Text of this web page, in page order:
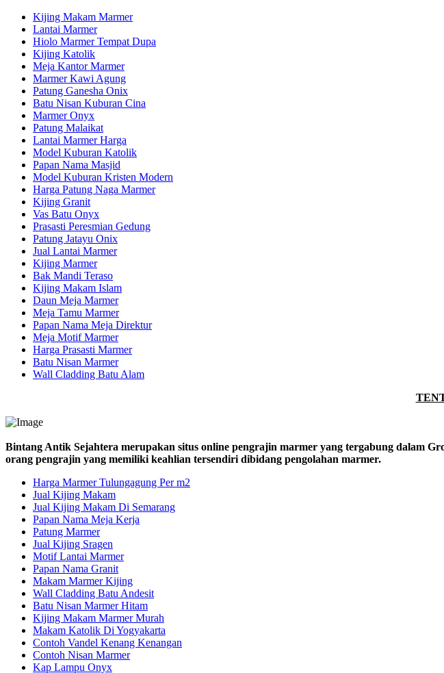
Kijing Makam Marmer
Lantai Marmer
Hiolo Marmer Tempat Dupa
Kijing Katolik
Meja Kantor Marmer
Marmer Kawi Agung
Patung Ganesha Onix
Batu Nisan Kuburan Cina
Marmer Onyx
Patung Malaikat
Lantai Marmer Harga
Model Kuburan Katolik
Papan Nama Masjid
Model Kuburan Kristen Modern
Harga Patung Naga Marmer
Kijing Granit
Vas Batu Onyx
Prasasti Peresmian Gedung
Patung Jatayu Onix
Jual Lantai Marmer
Kijing Marmer
Bak Mandi Teraso
Kijing Makam Islam
Daun Meja Marmer
Meja Tamu Marmer
Papan Nama Meja Direktur
Meja Motif Marmer
Harga Prasasti Marmer
Batu Nisan Marmer
Wall Cladding Batu Alam
Bintang Antik Sejahtera merupakan situs online pengrajin marmer yang tergabung dalam
orang pengrajin yang memiliki keahlian tersendiri dibidang pengolahan marmer.
Harga Marmer Tulungagung Per m2
Jual Kijing Makam
Jual Kijing Makam Di Semarang
Papan Nama Meja Kerja
Patung Marmer
Jual Kijing Sragen
Motif Lantai Marmer
Papan Nama Granit
Makam Marmer Kijing
Wall Cladding Batu Andesit
Batu Nisan Marmer Hitam
Kijing Makam Marmer Murah
Makam Katolik Di Yogyakarta
Contoh Vandel Kenang Kenangan
Contoh Nisan Marmer
Kap Lampu Onyx